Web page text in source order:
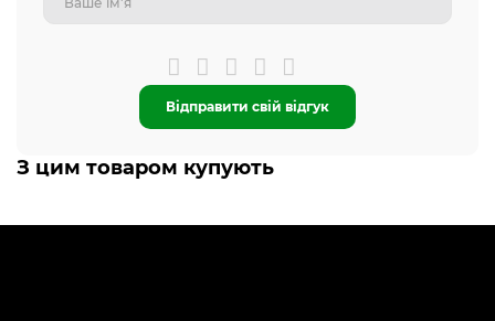
Відправити свій відгук
З цим товаром купують